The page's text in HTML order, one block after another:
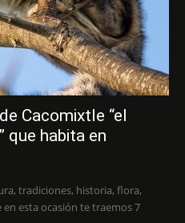
Cacomixtle “el
que habita en
tradiciones, historia, flora,
esta ocasión te traemos 7